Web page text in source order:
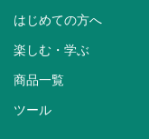
はじめての方へ
楽しむ・学ぶ
商品一覧
ツール